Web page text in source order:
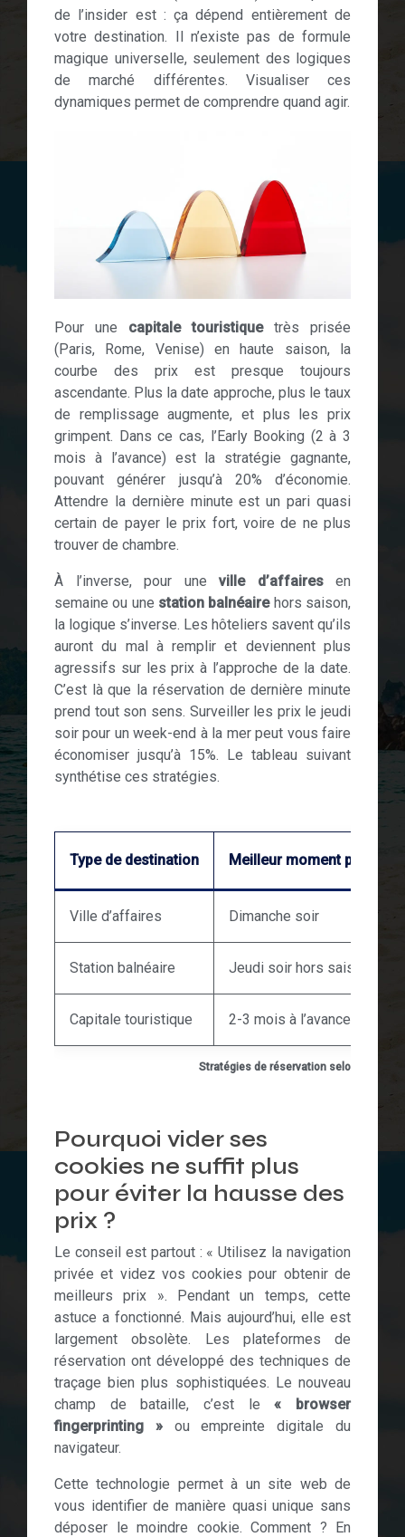
de l’insider est : ça dépend entièrement de
votre destination. Il n’existe pas de formule
magique universelle, seulement des logiques
de marché différentes. Visualiser ces
dynamiques permet de comprendre quand agir.
Pour une capitale touristiquetrès prisée
(Paris, Rome, Venise) en haute saison, la
courbe des prix est presque toujours
ascendante. Plus la date approche, plus le taux
de remplissage augmente, et plus les prix
grimpent. Dans ce cas, l’Early Booking (2 à 3
mois à l’avance) est la stratégie gagnante,
pouvant générer jusqu’à 20% d’économie.
Attendre la dernière minute est un pari quasi
certain de payer le prix fort, voire de ne plus
trouver de chambre.
À l’inverse, pour une ville d’affairesen
semaine ou une station balnéairehors saison,
la logique s’inverse. Les hôteliers savent qu’ils
auront du mal à remplir et deviennent plus
agressifs sur les prix à l’approche de la date.
C’est là que la réservation de dernière minute
prend tout son sens. Surveiller les prix le jeudi
soir pour un week-end à la mer peut vous faire
économiser jusqu’à 15%. Le tableau suivant
synthétise ces stratégies.
Stratégies de réservation selon le type
Type de destination Meilleur moment pour
Ville d’affaires Dimanche soir
Station balnéaire Jeudi soir hors saison
Capitale touristique 2-3 mois à l’avance
Pourquoi vider ses
cookies ne suffit plus
pour éviter la hausse des
prix ?
Le conseil est partout : « Utilisez la navigation
privée et videz vos cookies pour obtenir de
meilleurs prix ». Pendant un temps, cette
astuce a fonctionné. Mais aujourd’hui, elle est
largement obsolète. Les plateformes de
réservation ont développé des techniques de
traçage bien plus sophistiquées. Le nouveau
champ de bataille, c’est le« browser
fingerprinting »ou empreinte digitale du
navigateur.
Cette technologie permet à un site web de
vous identifier de manière quasi unique sans
déposer le moindre cookie. Comment ? En